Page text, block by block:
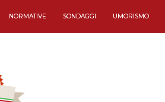
NORMATIVE SONDAGGI UMORISMO